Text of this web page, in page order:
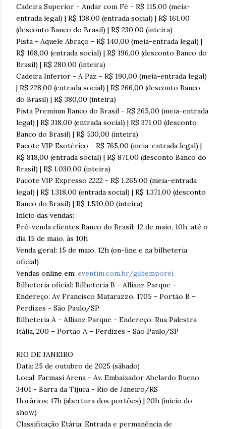
Cadeira Superior - Andar com Fé - R$ 115,00 (meia-
entrada legal) | R$ 138,00 (entrada social) | R$ 161,00
(desconto Banco do Brasil) | R$ 230,00 (inteira)
Pista - Aquele Abraço - R$ 140,00 (meia-entrada legal) |
R$ 168,00 (entrada social) | R$ 196,00 (desconto Banco do
Brasil) | R$ 280,00 (inteira)
Cadeira Inferior - A Paz - R$ 190,00 (meia-entrada legal)
| R$ 228,00 (entrada social) | R$ 266,00 (desconto Banco
do Brasil) | R$ 380,00 (inteira)
Pista Premium Banco do Brasil - R$ 265,00 (meia-entrada
legal) | R$ 318,00 (entrada social) | R$ 371,00 (desconto
Banco do Brasil) | R$ 530,00 (inteira)
Pacote VIP Esotérico - R$ 765,00 (meia-entrada legal) |
R$ 818,00 (entrada social) | R$ 871,00 (desconto Banco do
Brasil) | R$ 1.030,00 (inteira)
Pacote VIP Expresso 2222 - R$ 1.265,00 (meia-entrada
legal) | R$ 1.318,00 (entrada social) | R$ 1.371,00 (desconto
Banco do Brasil) | R$ 1.530,00 (inteira)
Início das vendas:
Pré-venda clientes Banco do Brasil: 12 de maio, 10h, até o
dia 15 de maio, às 10h
Venda geral: 15 de maio, 12h (on-line e na bilheteria
oficial)
Vendas online em: eventim.com.br/giltemporei
Bilheteria oficial: Bilheteria B - Allianz Parque -
Endereço: Av Francisco Matarazzo, 1705 - Portão B –
Perdizes - São Paulo/SP
Bilheteria A - Allianz Parque - Endereço: Rua Palestra
Itália, 200 – Portão A – Perdizes - São Paulo/SP
RIO DE JANEIRO
Data: 25 de outubro de 2025 (sábado)
Local: Farmasi Arena - Av. Embaixador Abelardo Bueno,
3401 - Barra da Tijuca - Rio de Janeiro/RS
Horários: 17h (abertura dos portões) | 20h (início do
show)
Classificação Etária: Entrada e permanência de